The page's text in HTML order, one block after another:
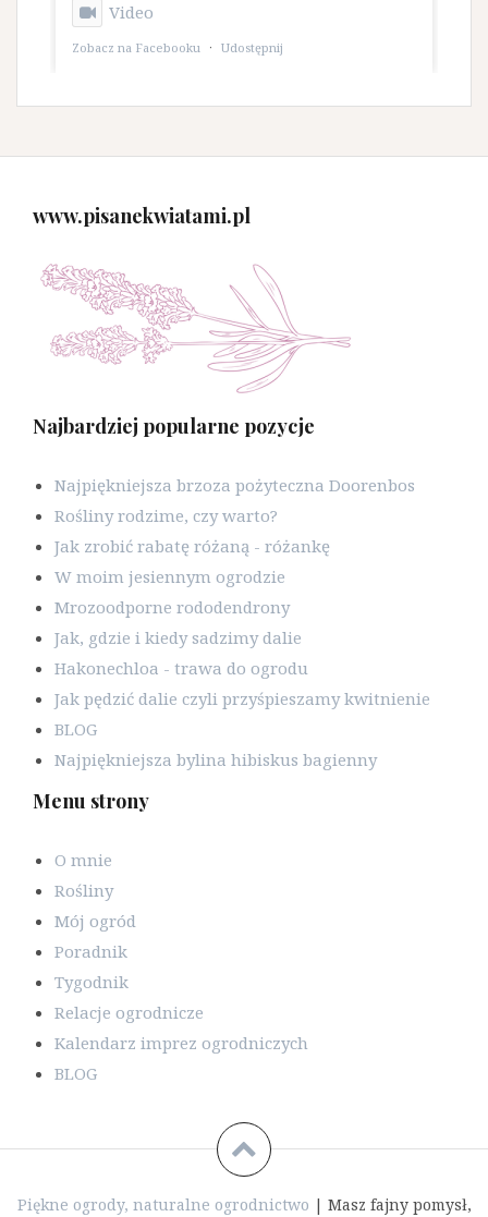
Video
Zobacz na Facebooku · Udostępnij
www.pisanekwiatami.pl
Najbardziej popularne pozycje
Najpiękniejsza brzoza pożyteczna Doorenbos
Rośliny rodzime, czy warto?
Jak zrobić rabatę różaną - różankę
W moim jesiennym ogrodzie
Mrozoodporne rododendrony
Jak, gdzie i kiedy sadzimy dalie
Hakonechloa - trawa do ogrodu
Jak pędzić dalie czyli przyśpieszamy kwitnienie
BLOG
Najpiękniejsza bylina hibiskus bagienny
Menu strony
O mnie
Rośliny
Mój ogród
Poradnik
Tygodnik
Relacje ogrodnicze
Kalendarz imprez ogrodniczych
BLOG
Piękne ogrody, naturalne ogrodnictwo | Masz fajny pomysł,